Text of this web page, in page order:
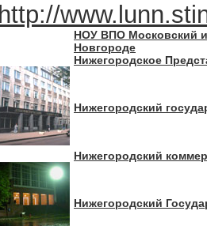
http://
НОУ ВПО Московский
Новгороде
Нижегородское
Нижегородский
Нижегородский
Нижегородский